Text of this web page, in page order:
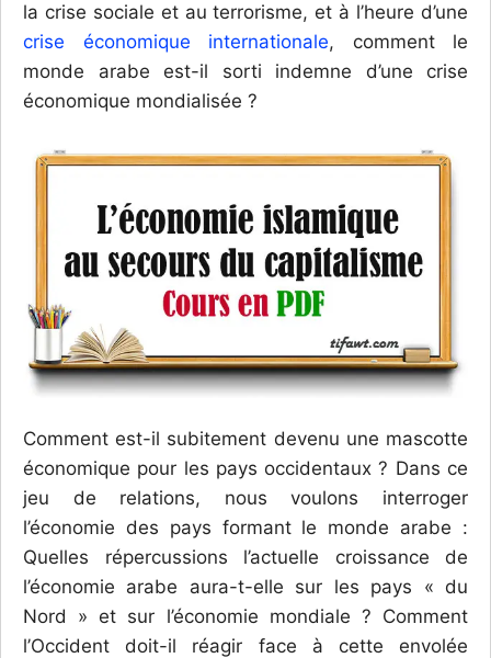
la crise sociale et au terrorisme, et à l’heure d’une
crise économique internationale, comment le
monde arabe est-il sorti indemne d’une crise
économique mondialisée ?
Comment est-il subitement devenu une mascotte
économique pour les pays occidentaux ? Dans ce
jeu de relations, nous voulons interroger
l’économie des pays formant le monde arabe :
Quelles répercussions l’actuelle croissance de
l’économie arabe aura-t-elle sur les pays « du
Nord » et sur l’économie mondiale ? Comment
l’Occident doit-il réagir face à cette envolée